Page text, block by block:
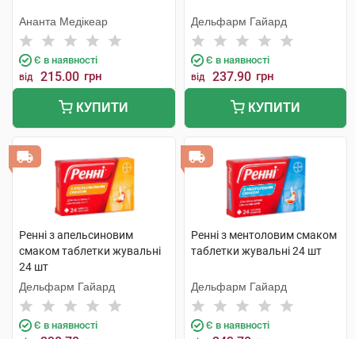
Ананта Медікеар
Є в наявності
від 215.00 грн
КУПИТИ
Дельфарм Гайард
Є в наявності
від 237.90 грн
КУПИТИ
Ренні з апельсиновим
смаком таблетки жувальні
24 шт
Дельфарм Гайард
Є в наявності
Ренні з ментоловим смаком
таблетки жувальні 24 шт
Дельфарм Гайард
Є в наявності